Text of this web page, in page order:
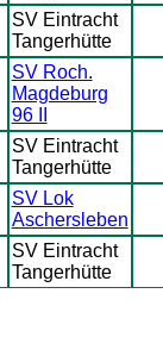
SV Eintracht
Tangerhütte
SV Roch.
Magdeburg
96 II
SV Eintracht
Tangerhütte
SV Lok
Aschersleben
SV Eintracht
Tangerhütte